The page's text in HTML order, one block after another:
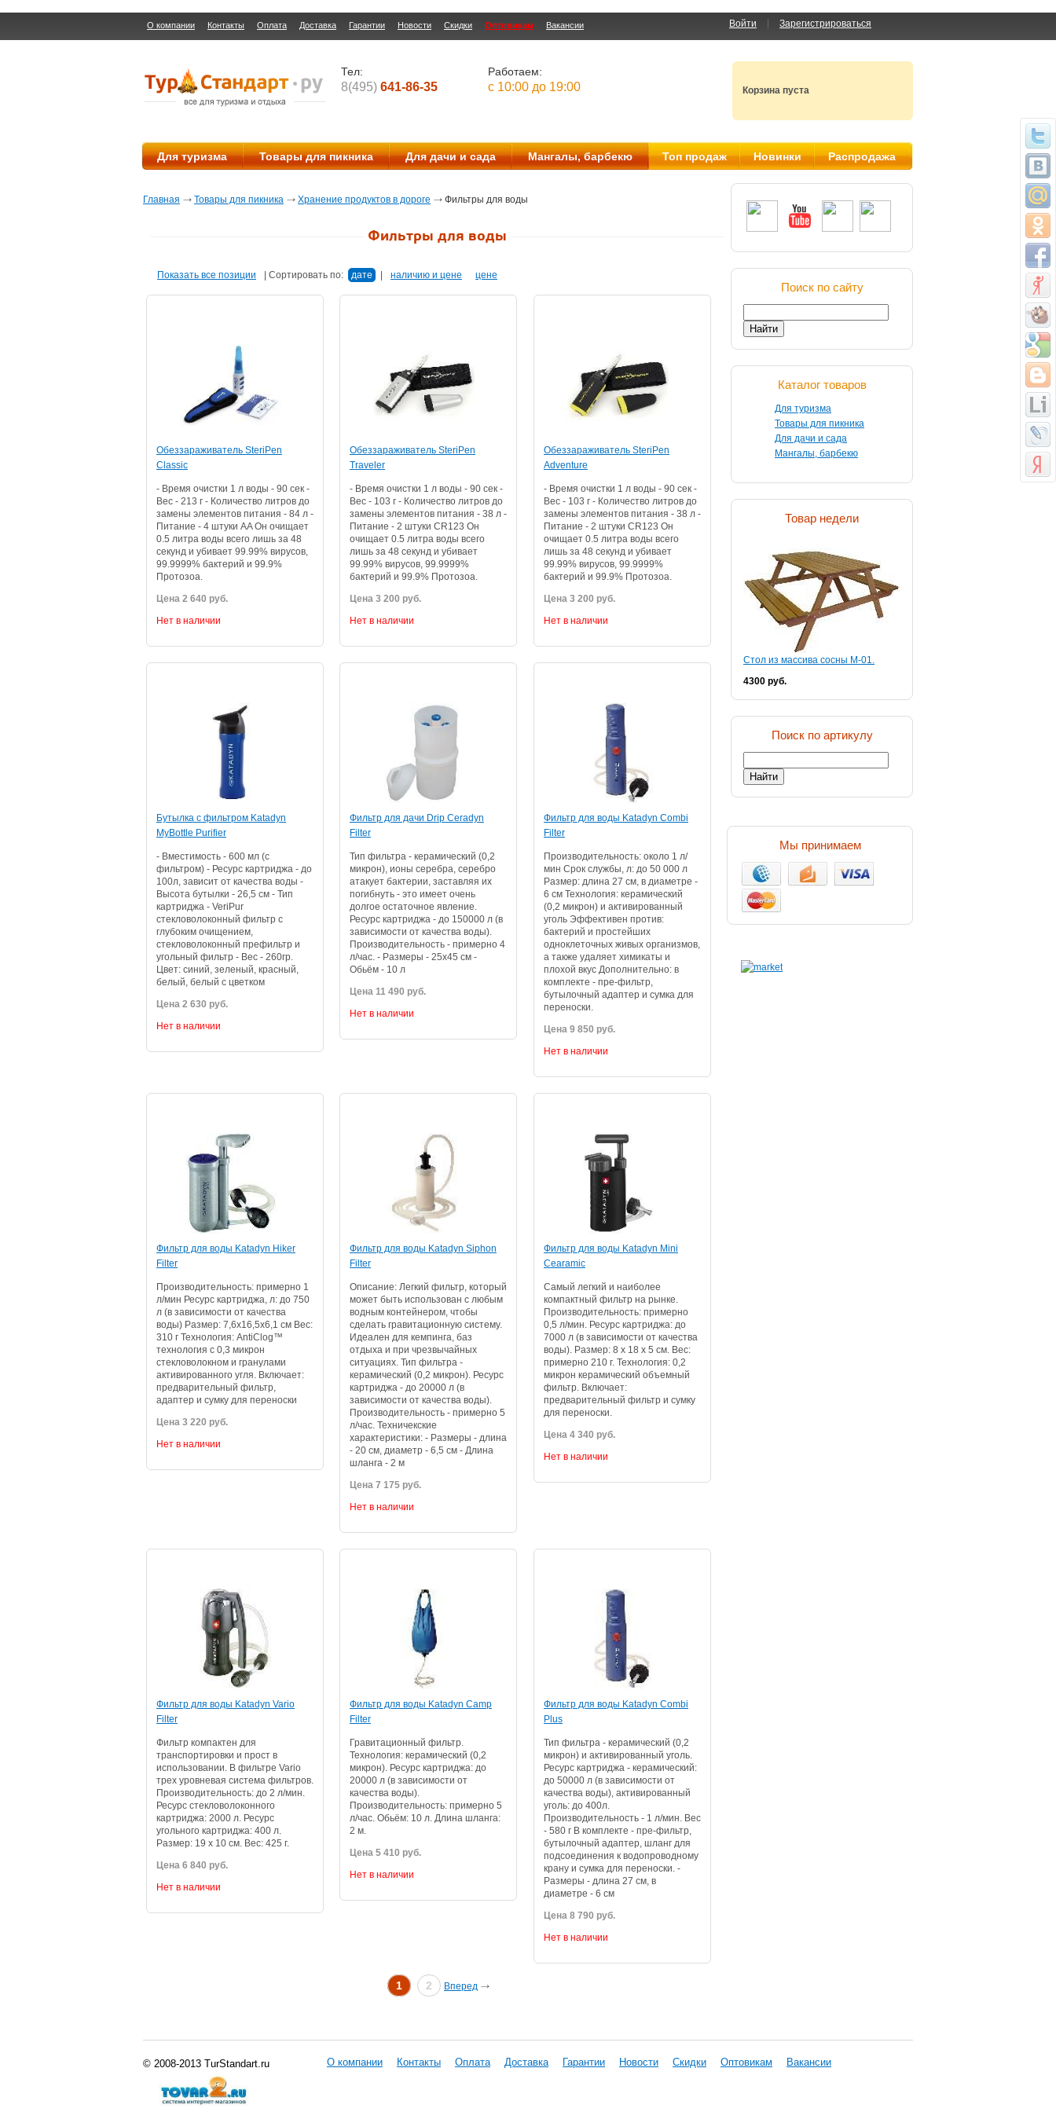
Войти Зарегистрироваться
О компании Контакты Оплата Доставка Гарантии Новости Скидки Оптовикам Вакансии
Тел:
8(495) 641-86-35
Работаем:
с 10:00 до 19:00 Корзина пуста
Для туризма Товары для пикника Для дачи и сада Мангалы, барбекю Топ продаж Новинки Распродажа
Главная Товары для пикника Хранение продуктов в дороге Фильтры для воды
Фильтры для воды
Показать все позиции Сортировать по: дате наличию и цене цене
Обеззараживатель SteriPen
Classic
- Время очистки 1 л воды - 90 сек -
Вес - 213 г - Количество литров до
замены элементов питания - 84 л -
Питание - 4 штуки AA Он очищает
0.5 литра воды всего лишь за 48
секунд и убивает 99.99% вирусов,
99.9999% бактерий и 99.9%
Протозоа.
Цена 2 640 руб.
Нет в наличии
Обеззараживатель SteriPen
Traveler
- Время очистки 1 л воды - 90 сек -
Вес - 103 г - Количество литров до
замены элементов питания - 38 л -
Питание - 2 штуки CR123 Он
очищает 0.5 литра воды всего
лишь за 48 секунд и убивает
99.99% вирусов, 99.9999%
бактерий и 99.9% Протозоа.
Цена 3 200 руб.
Нет в наличии
Обеззараживатель SteriPen
Adventure
- Время очистки 1 л воды - 90 сек -
Вес - 103 г - Количество литров до
замены элементов питания - 38 л -
Питание - 2 штуки CR123 Он
очищает 0.5 литра воды всего
лишь за 48 секунд и убивает
99.99% вирусов, 99.9999%
бактерий и 99.9% Протозоа.
Цена 3 200 руб.
Нет в наличии
Бутылка с фильтром Katadyn
MyBottle Purifier
- Вместимость - 600 мл (с
фильтром) - Ресурс картриджа - до
100л, зависит от качества воды -
Высота бутылки - 26,5 см - Тип
картриджа - VeriPur
стекловолоконный фильтр с
глубоким очищением,
стекловолоконный префильтр и
угольный фильтр - Вес - 260гр.
Цвет: синий, зеленый, красный,
белый, белый с цветком
Цена 2 630 руб.
Нет в наличии
Фильтр для дачи Drip Ceradyn
Filter
Тип фильтра - керамический (0,2
микрон), ионы серебра, серебро
атакует бактерии, заставляя их
погибнуть - это имеет очень
долгое остаточное явление.
Ресурс картриджа - до 150000 л (в
зависимости от качества воды).
Производительность - примерно 4
л/час. - Размеры - 25x45 см -
Обьём - 10 л
Цена 11 490 руб.
Нет в наличии
Фильтр для воды Katadyn Combi
Filter
Производительность: около 1 л/
мин Срок службы, л: до 50 000 л
Размер: длина 27 см, в диаметре -
6 см Технология: керамический
(0,2 микрон) и активированный
уголь Эффективен против:
бактерий и простейших
одноклеточных живых организмов,
а также удаляет химикаты и
плохой вкус Дополнительно: в
комплекте - пре-фильтр,
бутылочный адаптер и сумка для
переноски.
Цена 9 850 руб.
Нет в наличии
Фильтр для воды Katadyn Hiker
Filter
Производительность: примерно 1
л/мин Ресурс картриджа, л: до 750
л (в зависимости от качества
воды) Размер: 7,6x16,5x6,1 см Вес:
310 г Технология: AntiClog™
технология с 0,3 микрон
стекловолокном и гранулами
активированного угля. Включает:
предварительный фильтр,
адаптер и сумку для переноски
Цена 3 220 руб.
Нет в наличии
Фильтр для воды Katadyn Siphon
Filter
Описание: Легкий фильтр, который
может быть использован с любым
водным контейнером, чтобы
сделать гравитационную систему.
Идеален для кемпинга, баз
отдыха и при чрезвычайных
ситуациях. Тип фильтра -
керамический (0,2 микрон). Ресурс
картриджа - до 20000 л (в
зависимости от качества воды).
Производительность - примерно 5
л/час. Техничекские
характеристики: - Размеры - длина
- 20 см, диаметр - 6,5 см - Длина
шланга - 2 м
Цена 7 175 руб.
Нет в наличии
Фильтр для воды Katadyn Mini
Cearamic
Самый легкий и наиболее
компактный фильтр на рынке.
Производительность: примерно
0,5 л/мин. Ресурс картриджа: до
7000 л (в зависимости от качества
воды). Размер: 8 х 18 x 5 см. Вес:
примерно 210 г. Технология: 0,2
микрон керамический объемный
фильтр. Включает:
предварительный фильтр и сумку
для переноски.
Цена 4 340 руб.
Нет в наличии
Фильтр для воды Katadyn Vario
Filter
Фильтр компактен для
транспортировки и прост в
использовании. В фильтре Vario
трех уровневая система фильтров.
Производительность: до 2 л/мин.
Ресурс стекловолоконного
картриджа: 2000 л. Ресурс
угольного картриджа: 400 л.
Размер: 19 х 10 см. Вес: 425 г.
Цена 6 840 руб.
Нет в наличии
Фильтр для воды Katadyn Camp
Filter
Гравитационный фильтр.
Технология: керамический (0,2
микрон). Ресурс картриджа: до
20000 л (в зависимости от
качества воды).
Производительность: примерно 5
л/час. Обьём: 10 л. Длина шланга:
2 м.
Цена 5 410 руб.
Нет в наличии
Фильтр для воды Katadyn Combi
Plus
Тип фильтра - керамический (0,2
микрон) и активированный уголь.
Ресурс картриджа - керамический:
до 50000 л (в зависимости от
качества воды), активированный
уголь: до 400л.
Производительность - 1 л/мин. Вес
- 580 г В комплекте - пре-фильтр,
бутылочный адаптер, шланг для
подсоединения к водопроводному
крану и сумка для переноски. -
Размеры - длина 27 см, в
диаметре - 6 см
Цена 8 790 руб.
Нет в наличии
1 2 Вперед
Поиск по сайту
Каталог товаров
Для туризма
Товары для пикника
Для дачи и сада
Мангалы, барбекю
Товар недели
Стол из массива сосны М-01.
4300 руб.
Поиск по артикулу
Мы принимаем
© 2008-2013 TurStandart.ru О компании Контакты Оплата Доставка Гарантии Новости Скидки Оптовикам Вакансии